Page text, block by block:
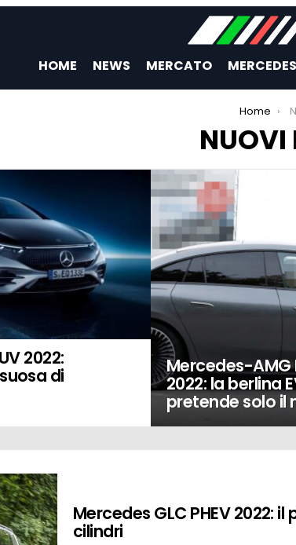
HOME NEWS MERCATO
Home
NUOVI
Mercedes-AMG
2022: la berlina
pretende solo il
2022:
di
Mercedes GLC PHEV 2022:
cilindri